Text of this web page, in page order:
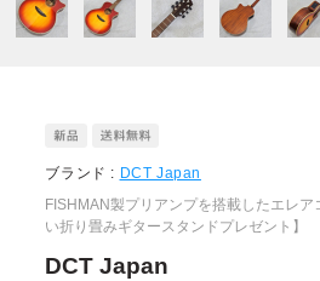
ブランド : DCT Japan
FISHMAN製プリアンプを搭載したエレア
い折り畳みギタースタンドプレゼント】
DCT Japan